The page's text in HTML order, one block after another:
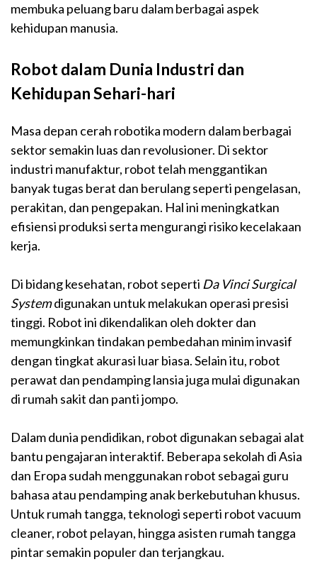
membuka peluang baru dalam berbagai aspek
kehidupan manusia.
Robot dalam Dunia Industri dan
Kehidupan Sehari-hari
Masa depan cerah robotika modern dalam berbagai
sektor semakin luas dan revolusioner. Di sektor
industri manufaktur, robot telah menggantikan
banyak tugas berat dan berulang seperti pengelasan,
perakitan, dan pengepakan. Hal ini meningkatkan
efisiensi produksi serta mengurangi risiko kecelakaan
kerja.
Di bidang kesehatan, robot seperti Da Vinci Surgical
Systemdigunakan untuk melakukan operasi presisi
tinggi. Robot ini dikendalikan oleh dokter dan
memungkinkan tindakan pembedahan minim invasif
dengan tingkat akurasi luar biasa. Selain itu, robot
perawat dan pendamping lansia juga mulai digunakan
di rumah sakit dan panti jompo.
Dalam dunia pendidikan, robot digunakan sebagai alat
bantu pengajaran interaktif. Beberapa sekolah di Asia
dan Eropa sudah menggunakan robot sebagai guru
bahasa atau pendamping anak berkebutuhan khusus.
Untuk rumah tangga, teknologi seperti robot vacuum
cleaner, robot pelayan, hingga asisten rumah tangga
pintar semakin populer dan terjangkau.